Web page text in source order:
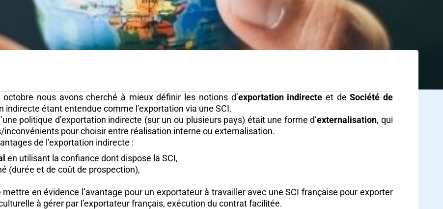
nous avons cherché à mieux définir les notions d’exportation indirecte et deSociété de
indirecte étant entendue comme l’exportation via une SCI.
politique d’exportation indirecte (sur un ou plusieurs pays) était une forme d’externalisation, qui
inconvénients pour choisir entre réalisation interne ou externalisation.
de l’exportation indirecte :
en utilisant la confiance dont dispose la SCI,
(durée et de coût de prospection),
en évidence l’avantage pour un exportateur à travailler avec une SCI française pour exporter
à gérer par l’exportateur français, exécution du contrat facilitée.